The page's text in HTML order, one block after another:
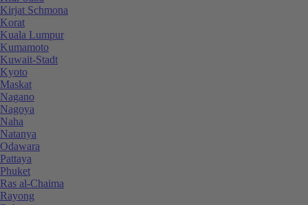
Kirjat Schmona
Korat
Kuala Lumpur
Kumamoto
Kuwait-Stadt
Kyoto
Maskat
Nagano
Nagoya
Naha
Natanya
Odawara
Pattaya
Phuket
Ras al-Chaima
Rayong